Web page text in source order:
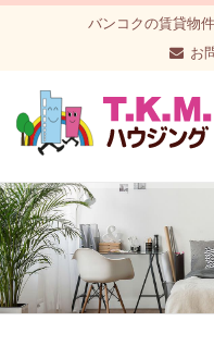
バンコクの賃貸物
お